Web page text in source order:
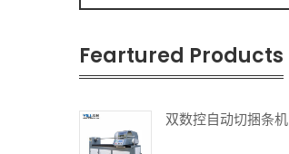
Feartured Products
双数控自动切捆条机